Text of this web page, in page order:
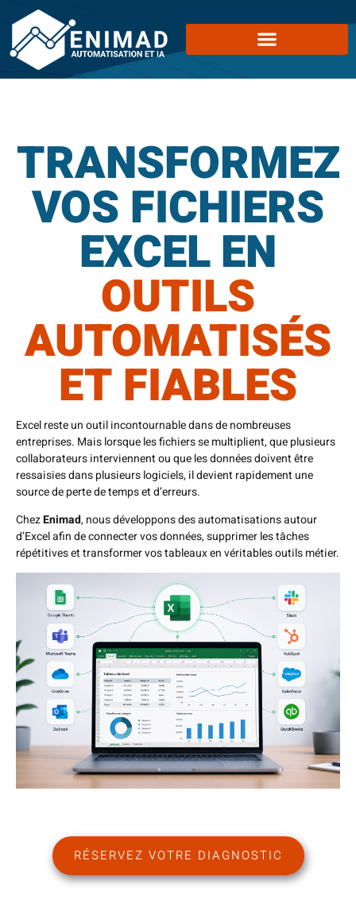
TRANSFORMEZ
VOS FICHIERS
EXCEL EN
OUTILS
AUTOMATISÉS
ET FIABLES
Excel reste un outil incontournable dans de nombreuses
entreprises. Mais lorsque les fichiers se multiplient, que plusieurs
collaborateurs interviennent ou que les données doivent être
ressaisies dans plusieurs logiciels, il devient rapidement une
source de perte de temps et d’erreurs.
ChezEnimad, nous développons des automatisations autour
d’Excel afin de connecter vos données, supprimer les tâches
répétitives et transformer vos tableaux en véritables outils métier.
RÉSERVEZ VOTRE DIAGNOSTIC